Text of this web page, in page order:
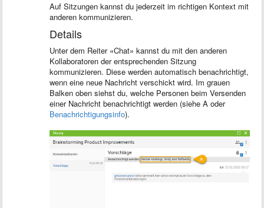
Auf Sitzungen kannst du jederzeit im richtigen Kontext mit
anderen kommunizieren.
Details
Unter dem Reiter «Chat» kannst du mit den anderen
Kollaboratoren der entsprechenden Sitzung
kommunizieren. Diese werden automatisch benachrichtigt,
wenn eine neue Nachricht verschickt wird. Im grauen
Balken oben siehst du, welche Personen beim Versenden
einer Nachricht benachrichtigt werden (siehe A oder
Benachrichtigungsinfo).